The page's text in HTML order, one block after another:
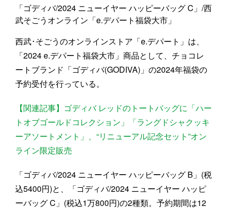
「ゴディバ/2024 ニューイヤー ハッピーバッグ C」/西
武そごうオンライン「e.デパート福袋大市」
西武･そごうのオンラインストア「e.デパート」は、
「2024 e.デパート福袋大市」商品として、チョコレ
ートブランド「ゴディバ(GODIVA)」の2024年福袋の
予約受付を行っている。
【関連記事】ゴディバ レッドのトートバッグに「ハー
トオブゴールドコレクション」「ラングドシャクッキ
ーアソートメント」、“リニューアル記念セット”オン
ライン限定販売
「ゴディバ/2024 ニューイヤー ハッピーバッグ B」(税
込5400円)と、「ゴディバ/2024 ニューイヤー ハッピ
ーバッグ C」(税込1万800円)の2種類。予約期間は12